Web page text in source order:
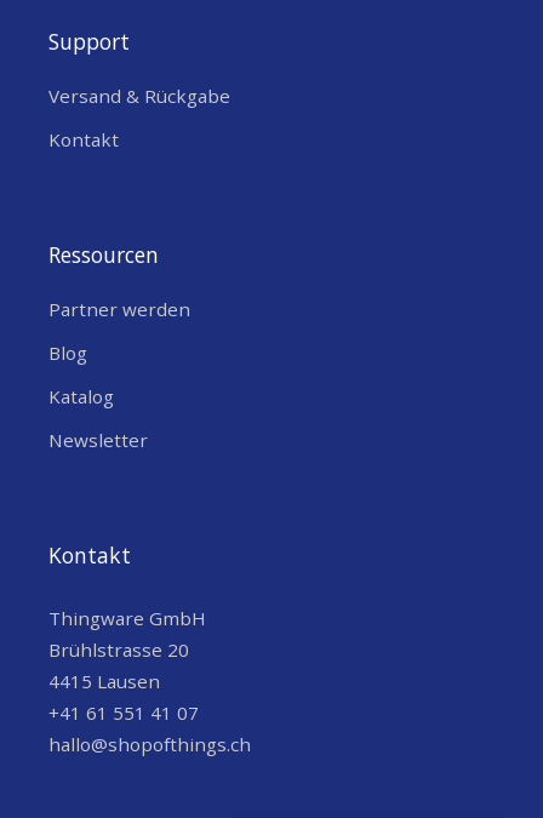
Support
Versand & Rückgabe
Kontakt
Ressourcen
Partner werden
Blog
Katalog
Newsletter
Kontakt
Thingware GmbH
Brühlstrasse 20
4415 Lausen
+41 61 551 41 07
hallo@shopofthings.ch